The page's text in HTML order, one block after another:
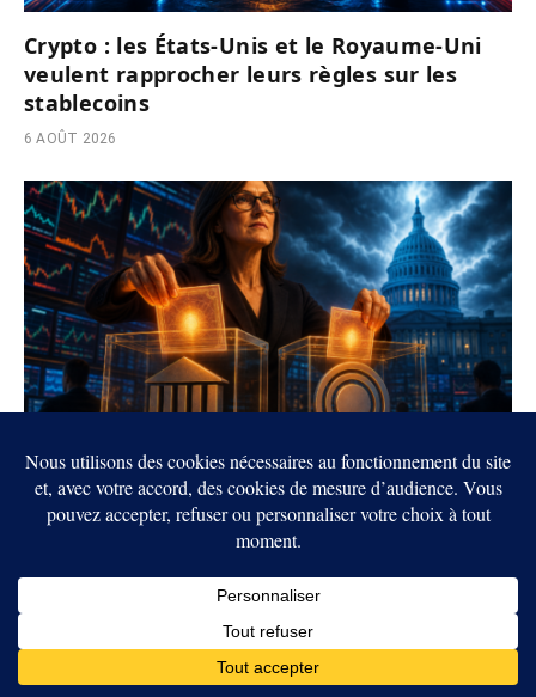
Crypto : les États-Unis et le Royaume-Uni
veulent rapprocher leurs règles sur les
stablecoins
6 AOÛT 2026
Crypto : Cathie Wood mise 9,4 millions sur
Coinbase et Circle avant le vote du CLARITY
5 AOÛT 2026